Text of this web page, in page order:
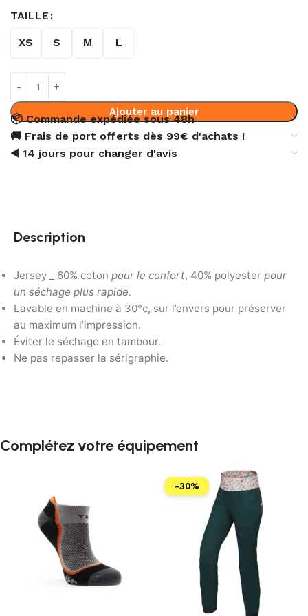
TAILLE
XS S M L
Ajouter au panier
📦 Commande expédiée sous 48h
🚚 Frais de port offerts dès 99€ d'achats !
◀️ 14 jours pour changer d'avis
Description
Jersey _ 60% coton pour le confort, 40% polyester pour
un séchage plus rapide.
Lavable en machine à 30°c, sur l’envers pour préserver
au maximum l’impression.
Éviter le séchage en tambour.
Ne pas repasser la sérigraphie.
Complétez votre équipement
-30%